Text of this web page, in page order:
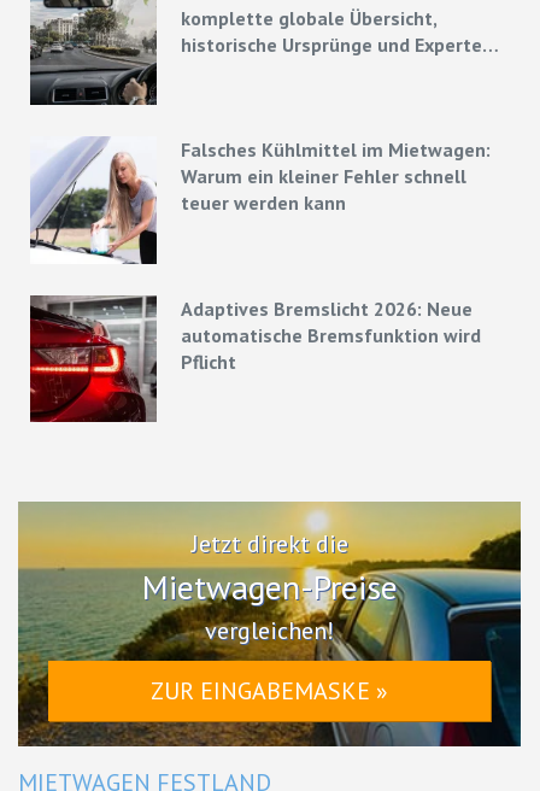
komplette globale Übersicht,
historische Ursprünge und Experten-
Falsches Kühlmittel im Mietwagen:
Warum ein kleiner Fehler schnell
teuer werden kann
Adaptives Bremslicht 2026: Neue
automatische Bremsfunktion wird
Pflicht
Jetzt direkt die
Mietwagen-Preise
vergleichen!
ZUR EINGABEMASKE »
MIETWAGEN FESTLAND